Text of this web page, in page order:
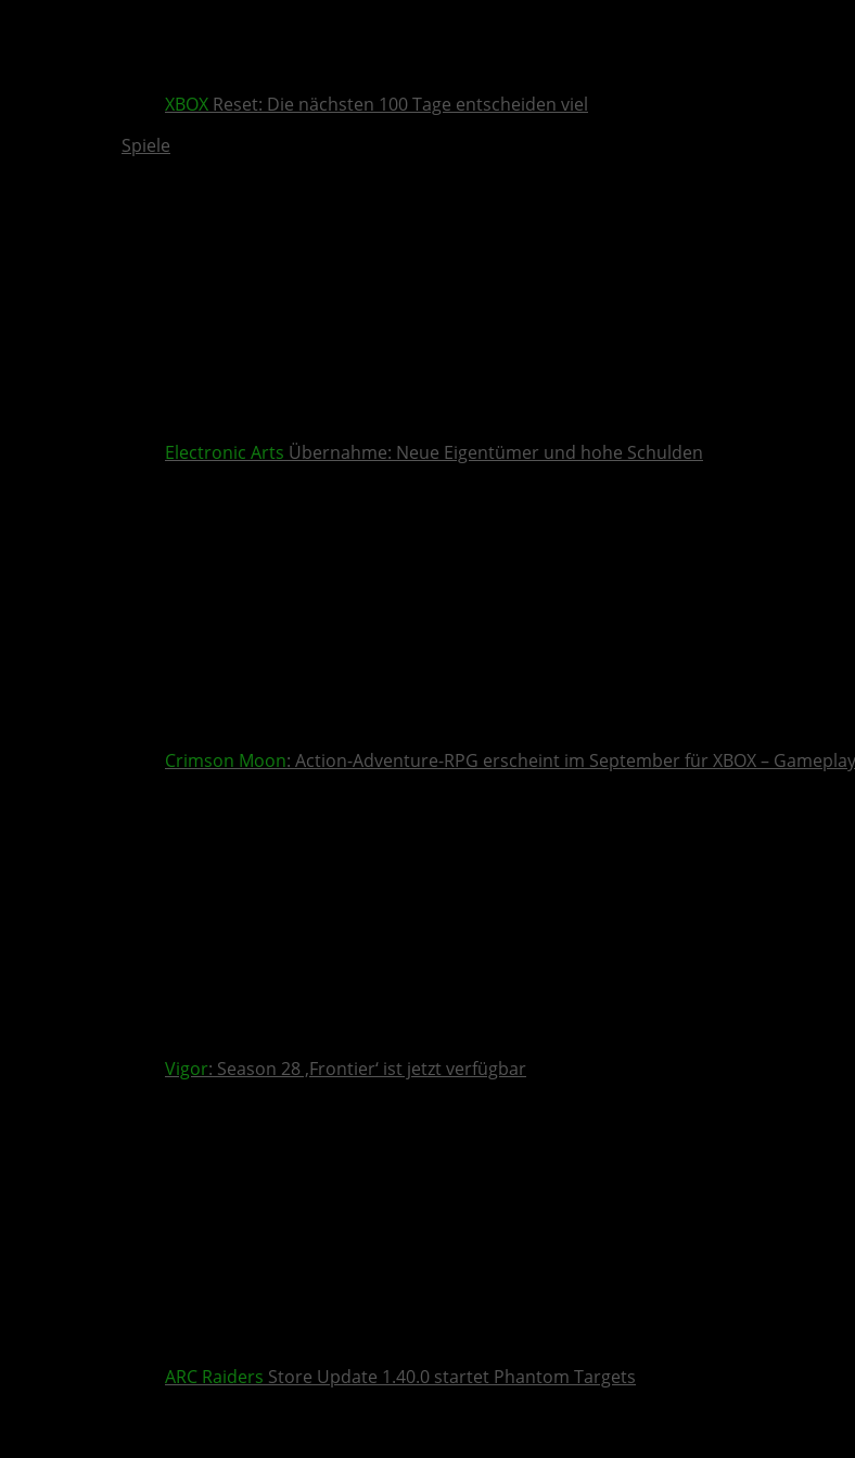
XBOX Reset: Die nächsten 100 Tage entscheiden viel
Spiele
Electronic Arts Übernahme: Neue Eigentümer und hohe Schulden
Crimson Moon: Action-Adventure-RPG erscheint im September für XBOX –
Vigor: Season 28 ‚Frontier‘ ist jetzt verfügbar
ARC Raiders Store Update 1.40.0 startet Phantom Targets